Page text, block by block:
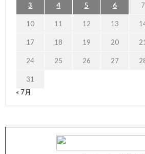
3 4 5 6 7
10 11 12 13
17 18 19 20 21
24 25 26 27
31
« 7月